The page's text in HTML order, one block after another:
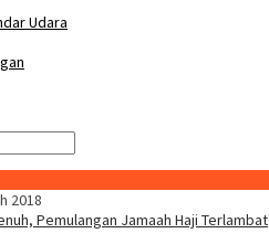
2018
Pemulangan Jamaah Haji Terlambat